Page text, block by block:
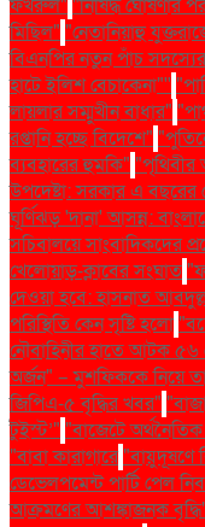
ফখরুল" "নিষিদ্ধ ঘোষণার
মিছিল" "নেতানিয়াহু
বিএনপির নতুন পাঁচ
হাটে ইলিশ বেচাকেনা"''
লায়লার সম্মুখীন বাধার"
রপ্তানি হচ্ছে বিদেশে"
ব্যবহারের হুমকি" "পৃথিবীর
উপদেষ্টা: সরকার এ বছরের
ঘূর্ণিঝড় 'দানা' আসন্ন:
সচিবালয়ে সাংবাদিকদের
খেলোয়াড়-ক্লাবের সংঘাত
দেওয়া হবে: হাসনাত
পরিস্থিতি কেন সৃষ্টি হলো
নৌবাহিনীর হাতে আটক ৫৬
অর্জন" – মুশফিককে নিয়ে
জিপিএ-৫ বৃদ্ধির খবর"
টুইস্ট’" "বাজেটে
"বাবা কারাগারে"বায়ুদূষণে
ডেভেলপমেন্ট পার্টি পেল
আক্রমণের আশঙ্কাজনক